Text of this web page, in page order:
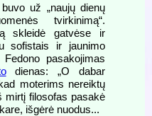
už „naujų dienų
tvirkinimą“.
skleidė gatvėse ir
sofistais ir jaunimo
pasakojimas
dienas: „O dabar
moterims nereiktų
mirtį filosofas pasakė
išgėrė nuodus...